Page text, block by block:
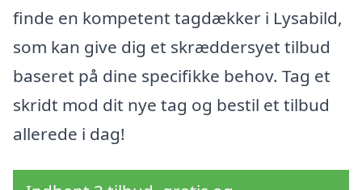
finde en kompetent tagdækker i Lysabild,
som kan give dig et skræddersyet tilbud
baseret på dine specifikke behov. Tag et
skridt mod dit nye tag og bestil et tilbud
allerede i dag!